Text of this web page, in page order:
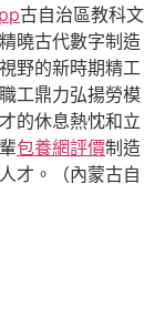
古自治區教科文
精曉古代數字制造
野的新時期精工
工鼎力弘揚勞模
的休息熱忱和立
包養網評價制造
才。（內蒙古自